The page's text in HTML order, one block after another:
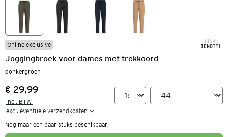
Online exclusive
Joggingbroek voor dames met trekkoord
donkergroen
Prijs:
€ 29,99
incl. BTW
excl. eventuele verzendkosten
Nog maar een paar stuks beschikbaar.